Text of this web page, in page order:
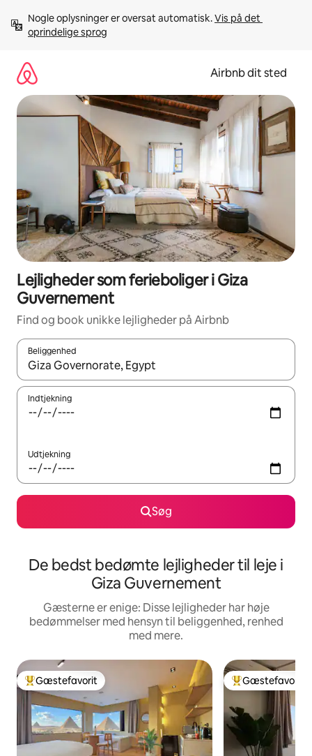
videre
Nogle oplysninger er oversat automatisk. Vis på det
oprindelige sprog
Airbnb dit sted
Lejligheder som ferieboliger i Giza
Guvernement
Find og book unikke lejligheder på Airbnb
Beliggenhed
Når resultaterne er tilgængelige, skal du navigere med
Indtjekning
Udtjekning
Søg
De bedst bedømte lejligheder til leje i
Giza Guvernement
Gæsterne er enige: Disse lejligheder har høje
bedømmelser med hensyn til beliggenhed, renhed
med mere.
Bedste gæstefavorit
Gæstefavorit Bedste
Gæstefavorit